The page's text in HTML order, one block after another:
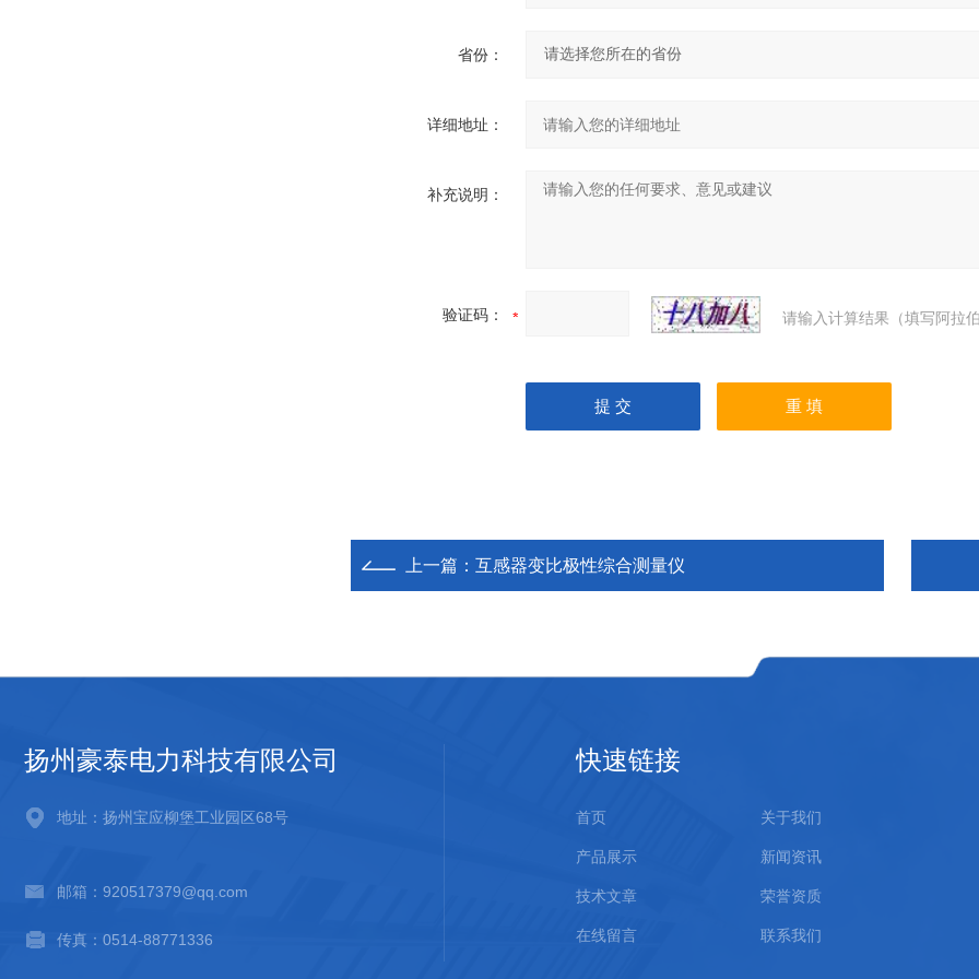
省份：
详细地址：
补充说明：
验证码： 请输入计算结果（填写阿拉
上一篇： 互感器变比极性综合测量仪
扬州豪泰电力科技有限公司
地址：扬州宝应柳堡工业园区68号
邮箱：920517379@qq.com
传真：0514-88771336
快速链接
首页 关于我们
产品展示 新闻资讯
技术文章 荣誉资质
在线留言 联系我们